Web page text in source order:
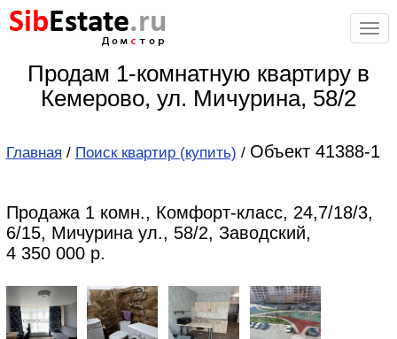
SibEstate.ru
стор
Продам 1-комнатную квартиру в
Кемерово, ул. Мичурина, 58/2
Главная / Поиск квартир (купить) / Объект 41388-1
Продажа 1 комн., Комфорт-класс, 24,7/18/3,
6/15, Мичурина ул., 58/2, Заводский,
4 350 000 р.